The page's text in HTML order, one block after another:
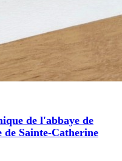
de l'abbaye de
de Sainte-Catherine